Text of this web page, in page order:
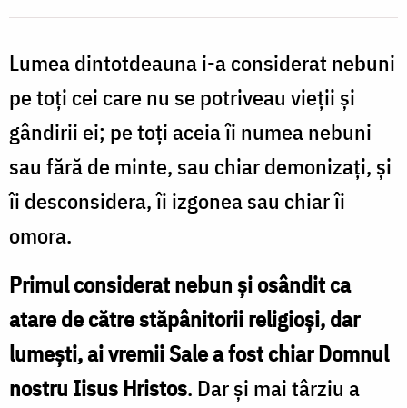
Lumea dintotdeauna i-a considerat nebuni
pe toți cei care nu se potriveau vieții și
gândirii ei; pe toți aceia îi numea nebuni
sau fără de minte, sau chiar demonizați, și
îi desconsidera, îi izgonea sau chiar îi
omora.
Primul considerat nebun și osândit ca
atare de către stăpânitorii religioși, dar
lumești, ai vremii Sale a fost chiar Domnul
nostru Iisus Hristos. Dar și mai târziu a